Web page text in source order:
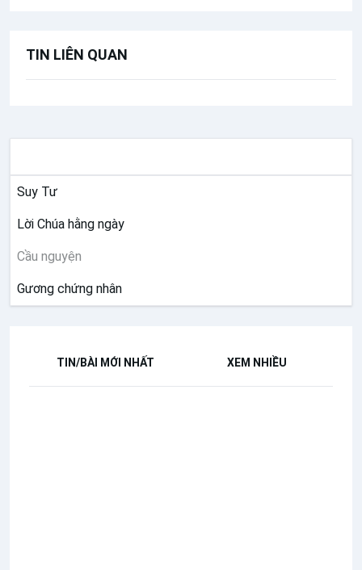
TIN LIÊN QUAN
Suy Tư
Lời Chúa hằng ngày
Cầu nguyện
Gương chứng nhân
TIN/BÀI MỚI NHẤT XEM NHIỀU